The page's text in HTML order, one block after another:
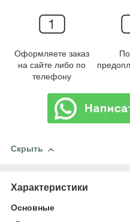
Оформляете заказ
на сайте либо по
телефону
Скрыть
Характеристики
Основные